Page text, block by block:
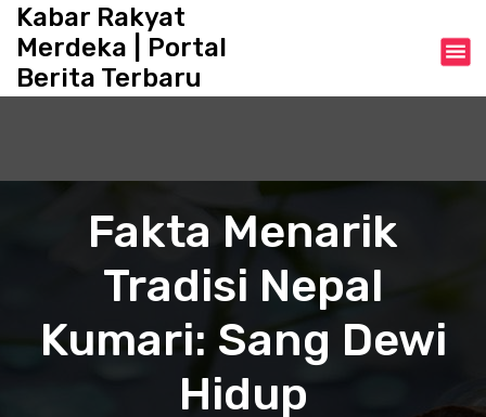
o
Kabar Rakyat
Merdeka | Portal
Berita Terbaru
Fakta Menarik
Tradisi Nepal
Kumari: Sang Dewi
Hidup